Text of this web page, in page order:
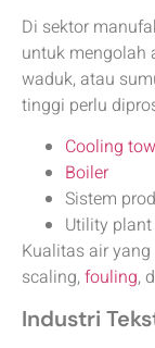
Di sektor
untuk mengolah
waduk, atau
tinggi perlu
Cooling
Boiler
Sistem
Utility plant
Kualitas air
scaling,fouling,
Industri